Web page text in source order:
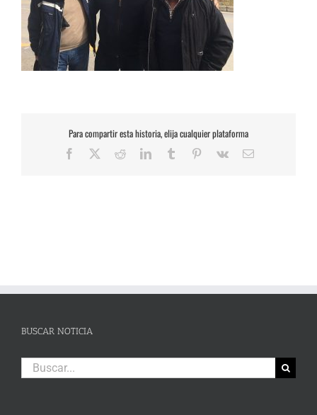
Para compartir esta historia, elija cualquier plataforma
Facebook RedditLinkedInTumblr Pinterest
Vk
Correo
BUSCAR NOTICIA
Buscar: